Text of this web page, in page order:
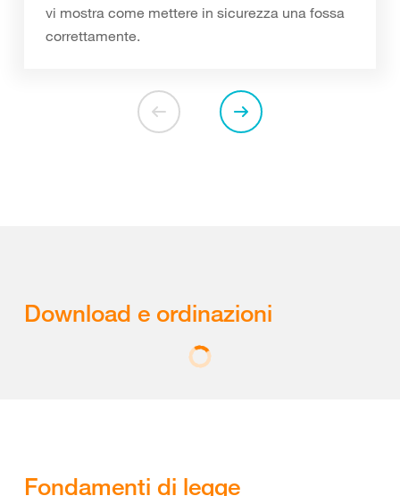
vi mostra come mettere in sicurezza una fossa
correttamente.
Download e ordinazioni
Fondamenti di legge